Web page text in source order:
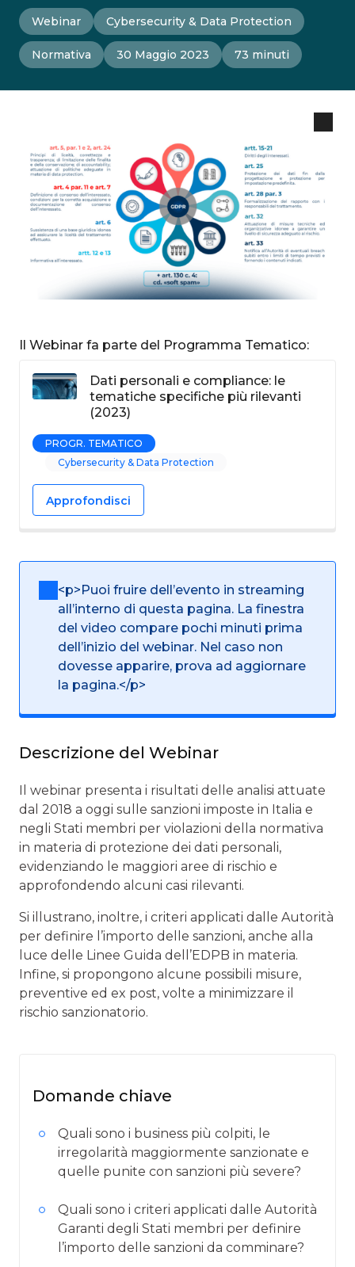
Webinar Cybersecurity & Data Protection
Normativa 30 Maggio 2023 73 minuti
Il Webinar fa parte del Programma Tematico:
Dati personali e compliance: le
tematiche specifiche più rilevanti
(2023)
PROGR. TEMATICO
Cybersecurity & Data Protection
Approfondisci
<p>Puoi fruire dell’evento in streaming
all’interno di questa pagina. La finestra
del video compare pochi minuti prima
dell’inizio del webinar. Nel caso non
dovesse apparire, prova ad aggiornare
la pagina.</p>
Descrizione del Webinar
Il webinar presenta i risultati delle analisi attuate
dal 2018 a oggi sulle sanzioni imposte in Italia e
negli Stati membri per violazioni della normativa
in materia di protezione dei dati personali,
evidenziando le maggiori aree di rischio e
approfondendo alcuni casi rilevanti.
Si illustrano, inoltre, i criteri applicati dalle Autorità
per definire l’importo delle sanzioni, anche alla
luce delle Linee Guida dell’EDPB in materia.
Infine, si propongono alcune possibili misure,
preventive ed ex post, volte a minimizzare il
rischio sanzionatorio.
Domande chiave
Quali sono i business più colpiti, le
irregolarità maggiormente sanzionate e
quelle punite con sanzioni più severe?
Quali sono i criteri applicati dalle Autorità
Garanti degli Stati membri per definire
l’importo delle sanzioni da comminare?